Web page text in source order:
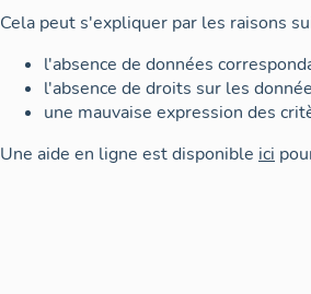
Cela peut s'expliquer par les raisons
l'absence de données
l'absence de droits sur les
une mauvaise expression des
Une aide en ligne est disponible ici